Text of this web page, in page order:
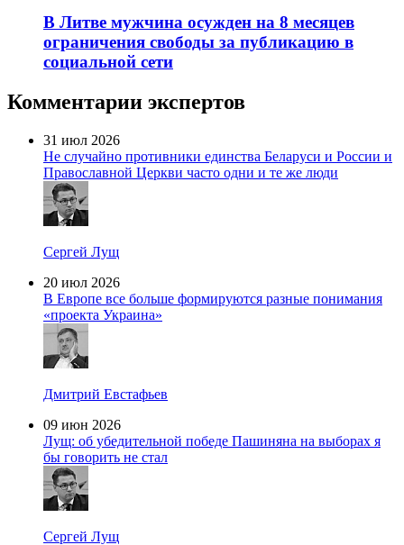
В Литве мужчина осужден на 8 месяцев
ограничения свободы за публикацию в
социальной сети
Комментарии экспертов
31 июл 2026
Не случайно противники единства Беларуси и России и
Православной Церкви часто одни и те же люди
Сергей Лущ
20 июл 2026
В Европе все больше формируются разные понимания
«проекта Украина»
Дмитрий Евстафьев
09 июн 2026
Лущ: об убедительной победе Пашиняна на выборах я
бы говорить не стал
Сергей Лущ